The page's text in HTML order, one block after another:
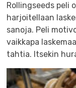
Rollingseeds peli
harjoitellaan
sanoja. Peli
vaikkapa
tahtia. Itsekin